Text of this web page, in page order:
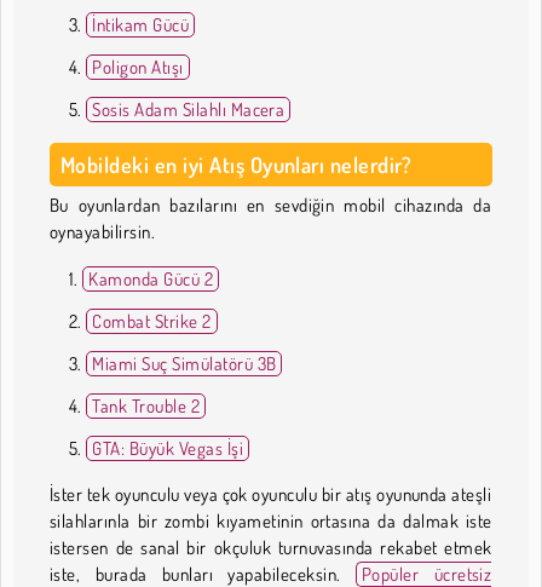
İntikam Gücü
Poligon Atışı
Sosis Adam Silahlı Macera
Mobildeki en iyi Atış Oyunları nelerdir?
Bu oyunlardan bazılarını en sevdiğin mobil cihazında da
oynayabilirsin.
Kamonda Gücü 2
Combat Strike 2
Miami Suç Simülatörü 3B
Tank Trouble 2
GTA: Büyük Vegas İşi
İster tek oyunculu veya çok oyunculu bir atış oyununda ateşli
silahlarınla bir zombi kıyametinin ortasına da dalmak iste
istersen de sanal bir okçuluk turnuvasında rekabet etmek
iste, burada bunları yapabileceksin.
Popüler ücretsiz